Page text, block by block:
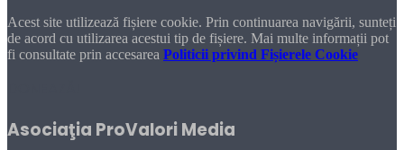
Acest site utilizează fișiere cookie. Prin continuarea navigării, sunteți
de acord cu utilizarea acestui tip de fișiere. Mai multe informații pot
fi consultate prin accesarea Politicii privind Fișierele Cookie
Asociaţia ProValori Media